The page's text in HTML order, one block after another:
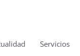
Servicios